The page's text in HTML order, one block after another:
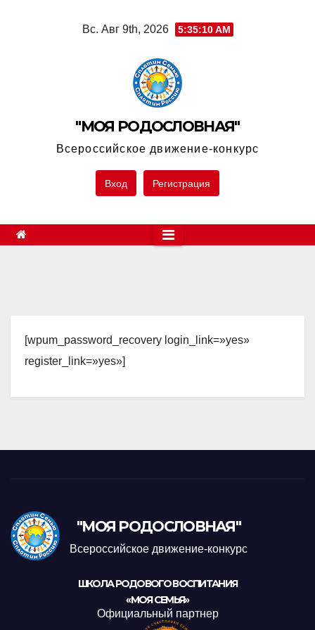
Вс. Авг 9th, 2026 5:35:10 AM
"МОЯ РОДОСЛОВНАЯ"
Всероссийское движение-конкурс
Вход Регистрация
[wpum_password_recovery login_link=»yes»
register_link=»yes»]
"МОЯ РОДОСЛОВНАЯ"
Всероссийское движение-конкурс
ШКОЛА РОДОВОГО ВОСПИТАНИЯ
«МОЯ СЕМЬЯ»
Официальный партнер